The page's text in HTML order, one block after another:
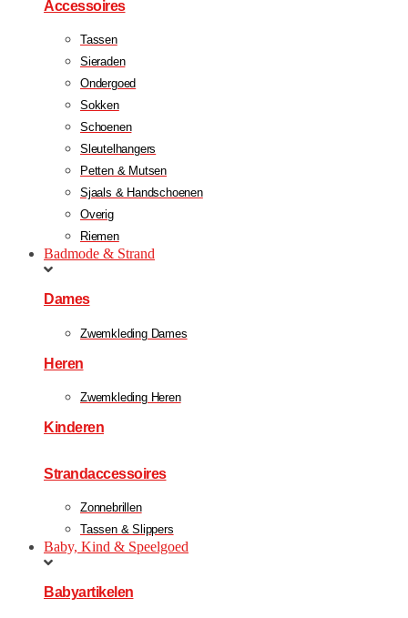
Accessoires
Tassen
Sieraden
Ondergoed
Sokken
Schoenen
Sleutelhangers
Petten & Mutsen
Sjaals & Handschoenen
Overig
Riemen
Badmode & Strand
Dames
Zwemkleding Dames
Heren
Zwemkleding Heren
Kinderen
Strandaccessoires
Zonnebrillen
Tassen & Slippers
Baby, Kind & Speelgoed
Babyartikelen